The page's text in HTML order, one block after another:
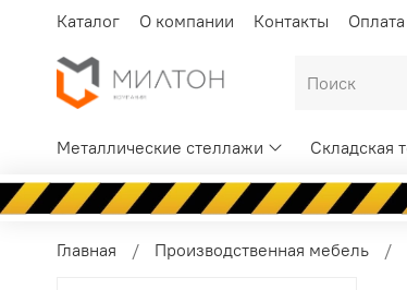
Каталог О компании Контакты Оплата
Металлические стеллажи Складская
Главная Производственная мебель